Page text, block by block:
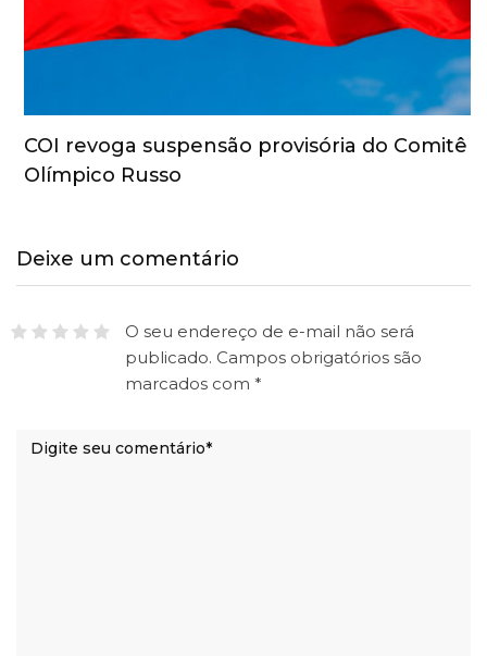
COI revoga suspensão provisória do Comitê
Olímpico Russo
Deixe um comentário
O seu endereço de e-mail não será
publicado. Campos obrigatórios são
marcados com *